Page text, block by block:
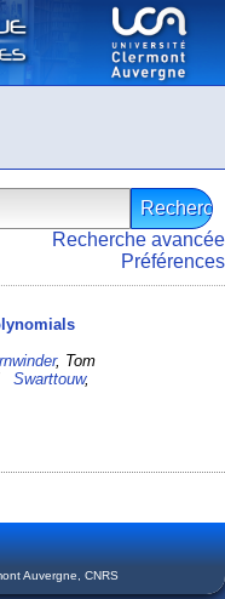
Recherche avancée
Préférences
, Tom
/Swarttouw,
Auvergne, CNRS